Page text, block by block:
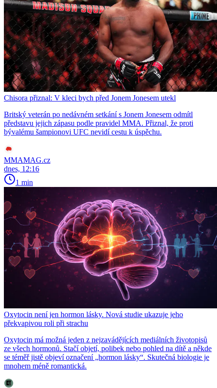
Chisora přiznal: V kleci bych před Jonem Jonesem utekl
Britský veterán po nedávném setkání s Jonem Jonesem odmítl
představu jejich zápasu podle pravidel MMA. Přiznal, že proti
bývalému šampionovi UFC nevidí cestu k úspěchu.
MMAMAG.cz
dnes, 12:16
1 min
Oxytocin není jen hormon lásky. Nová studie ukazuje jeho
překvapivou roli při strachu
Oxytocin má možná jeden z nejzavádějících mediálních životopisů
ze všech hormonů. Stačí objetí, polibek nebo pohled na dítě a někde
se téměř jistě objeví označení „hormon lásky“. Skutečná biologie je
mnohem méně romantická.